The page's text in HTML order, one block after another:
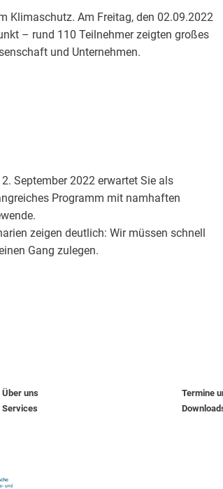
Klimaschutz. Am Freitag, den 02.09.2022
– rund 110 Teilnehmer zeigten großes
und Unternehmen.
September 2022 erwartet Sie als
Programm mit namhaften
zeigen deutlich: Wir müssen schnell
Gang zulegen.
Über uns
Services
Termine